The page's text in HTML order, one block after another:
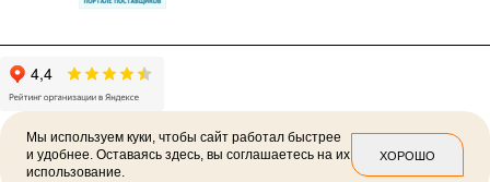
2026 © Политика конфиденциальности
Мы используем куки, чтобы сайт работал быстрее
и удобнее. Оставаясь здесь, вы соглашаетесь на их
использование.
ХОРОШО